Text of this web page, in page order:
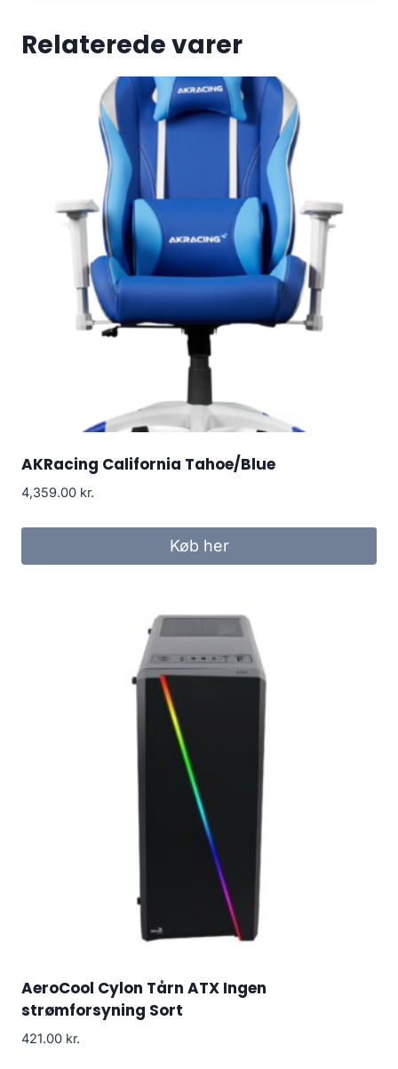
Relaterede varer
AKRacing California Tahoe/Blue
4,359.00 kr.
Køb her
AeroCool Cylon Tårn ATX Ingen
strømforsyning Sort
421.00 kr.